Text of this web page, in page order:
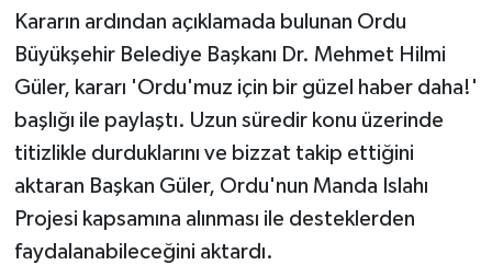
Kararın ardından açıklamada bulunan Ordu
Büyükşehir Belediye Başkanı Dr. Mehmet Hilmi
Güler, kararı 'Ordu'muz için bir güzel haber daha!'
başlığı ile paylaştı. Uzun süredir konu üzerinde
titizlikle durduklarını ve bizzat takip ettiğini
aktaran Başkan Güler, Ordu'nun Manda Islahı
Projesi kapsamına alınması ile desteklerden
faydalanabileceğini aktardı.